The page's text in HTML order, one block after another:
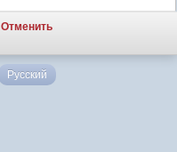
Отменить
Русский